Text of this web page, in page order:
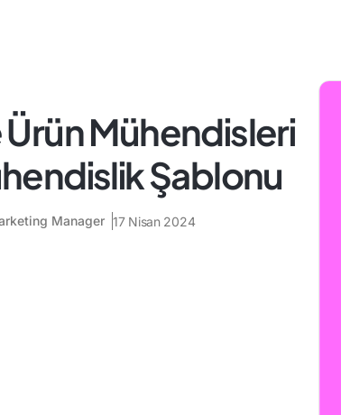
Ürün Mühendisleri
Şablonu
Manager 17 Nisan 2024